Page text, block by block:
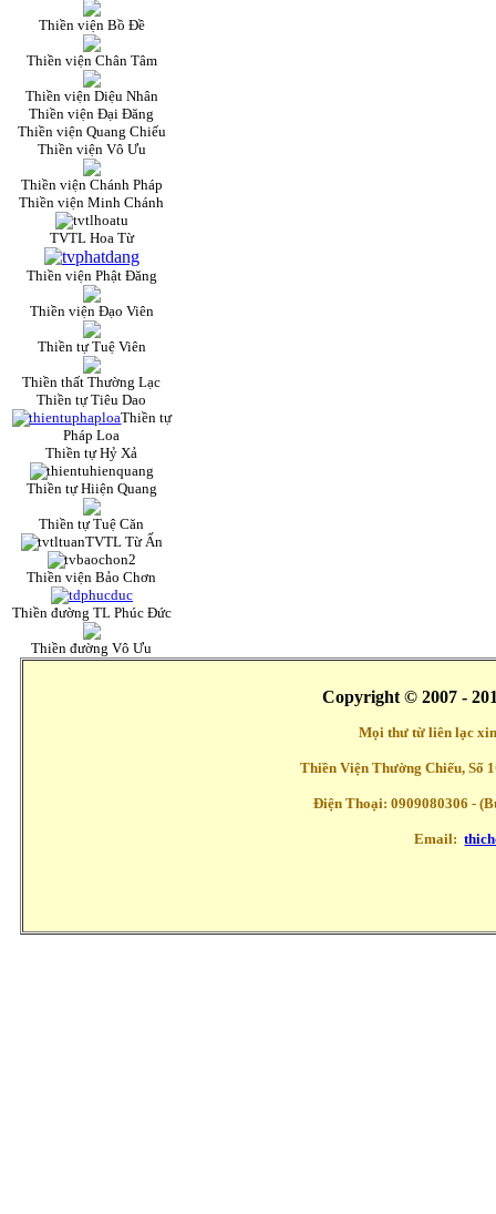
Thiền viện Bồ Đề
Thiền viện Chân Tâm
Thiền viện Diệu Nhân
Thiền viện Đại Đăng
Thiền viện Quang Chiếu
Thiền viện Vô Ưu
Thiền viện Chánh Pháp
Thiền viện Minh Chánh
TVTL Hoa Từ
Thiền viện Phật Đăng
Thiền viện Đạo Viên
Thiền tự Tuệ Viên
Thiền thất Thường Lạc
Thiền tự Tiêu Dao
Thiền tự
Pháp Loa
Thiền tự Hỷ Xả
Thiền tự Hiiện Quang
Thiền tự Tuệ Căn
TVTL Từ Ấn
Thiền viện Bảo Chơn
Thiền đường TL Phúc Đức
Thiền đường Vô Ưu
Copyright © 2007 -
Mọi thư từ liên lạc
Thiền Viện Thường Chiếu, Số
Điện Thoại: 0909080306 -
Email: